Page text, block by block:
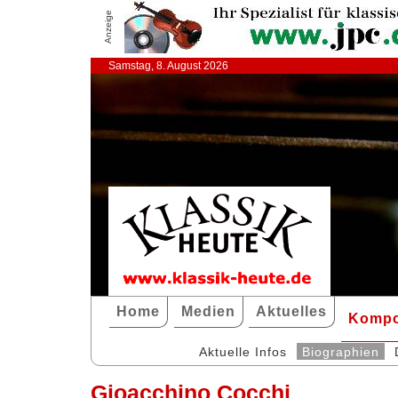
Anzeige
Samstag, 8. August 2026
Home Medien Aktuelles
Aktuelle Infos Biographien
Gioacchino Cocchi